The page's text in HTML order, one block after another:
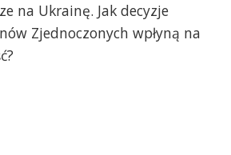
na Ukrainę. Jak decyzje
Zjednoczonych wpłyną na